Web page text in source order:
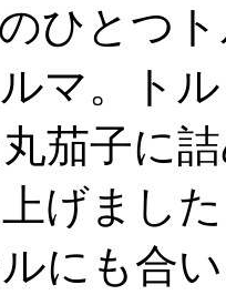
ひとつ
マ。ト
茄子に
げまし
にも合